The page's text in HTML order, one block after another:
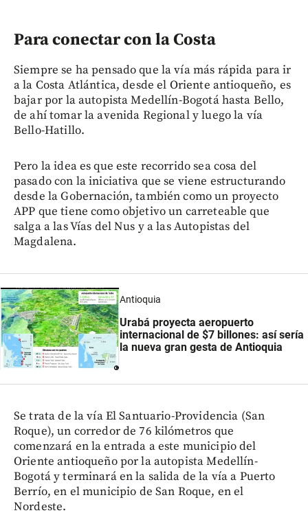
Para conectar con la Costa
Siempre se ha pensado que la vía más rápida para ir
a la Costa Atlántica, desde el Oriente antioqueño, es
bajar por la autopista Medellín-Bogotá hasta Bello,
de ahí tomar la avenida Regional y luego la vía
Bello-Hatillo.
Pero la idea es que este recorrido sea cosa del
pasado con la iniciativa que se viene estructurando
desde la Gobernación, también como un proyecto
APP que tiene como objetivo un carreteable que
salga a las Vías del Nus y a las Autopistas del
Magdalena.
Antioquia
Urabá proyecta aeropuerto
internacional de $7 billones: así sería
la nueva gran gesta de Antioquia
Se trata de la vía El Santuario-Providencia (San
Roque), un corredor de 76 kilómetros que
comenzará en la entrada a este municipio del
Oriente antioqueño por la autopista Medellín-
Bogotá y terminará en la salida de la vía a Puerto
Berrío, en el municipio de San Roque, en el
Nordeste.